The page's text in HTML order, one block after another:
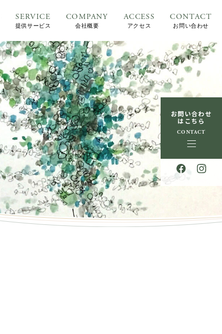
SERVICE
提供サービス
COMPANY
会社概要
ACCESS
アクセス
CONTACT
お問い合わせ
お問い合わせ
はこちら
CONTACT